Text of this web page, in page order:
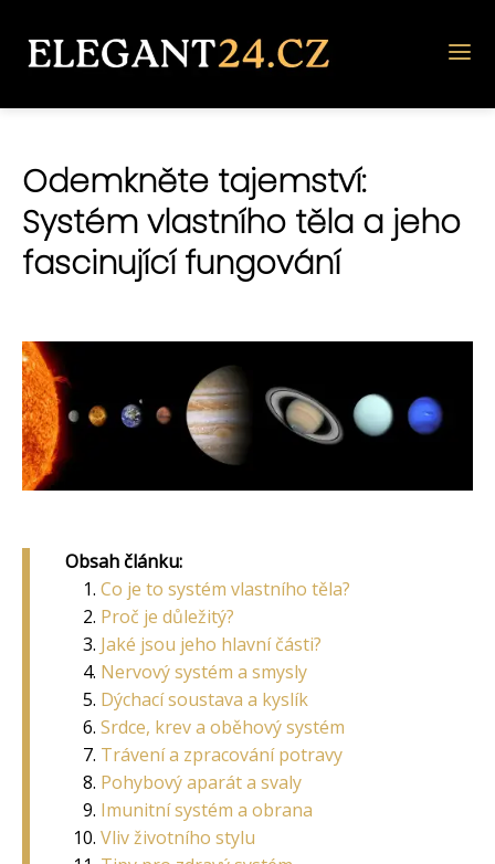
Odemkněte tajemství:
Systém vlastního těla a jeho
fascinující fungování
Obsah článku:
Co je to systém vlastního těla?
Proč je důležitý?
Jaké jsou jeho hlavní části?
Nervový systém a smysly
Dýchací soustava a kyslík
Srdce, krev a oběhový systém
Trávení a zpracování potravy
Pohybový aparát a svaly
Imunitní systém a obrana
Vliv životního stylu